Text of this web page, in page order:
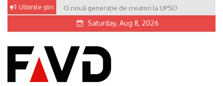
Skip
Ultimile știri O nouă generație de creatori la UPSC!
Saturday, Aug 8, 2026